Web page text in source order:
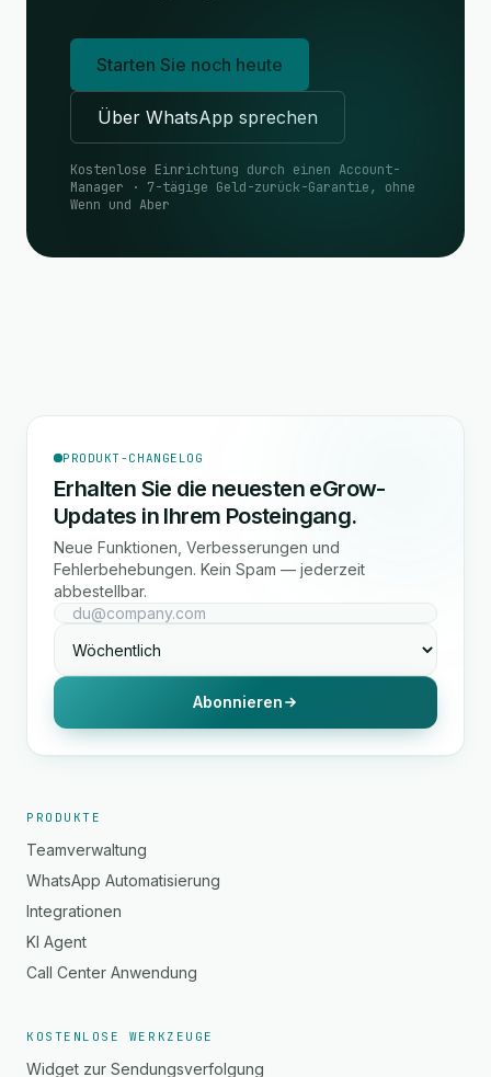
Starten Sie noch heute
Über WhatsApp sprechen
Kostenlose Einrichtung durch einen Account-
Manager · 7-tägige Geld-zurück-Garantie, ohne
Wenn und Aber
PRODUKT-CHANGELOG
Erhalten Sie die neuesten eGrow-
Updates in Ihrem Posteingang.
Neue Funktionen, Verbesserungen und
Fehlerbehebungen. Kein Spam — jederzeit
abbestellbar.
Abonnieren
PRODUKTE
Teamverwaltung
WhatsApp Automatisierung
Integrationen
KI Agent
Call Center Anwendung
KOSTENLOSE WERKZEUGE
Widget zur Sendungsverfolgung